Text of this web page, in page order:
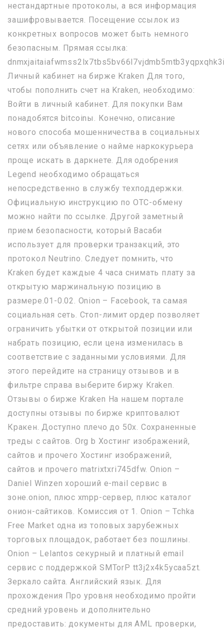
нестандартные протоколы, а вся информация
зашифровывается. Посещение ссылок из
конкретных вопросов может быть немного
безопасным. Прямая ссылка:
Личный кабинет на бирже Kraken Для того,
чтобы пополнить счет на Kraken, необходимо:
Войти в личный кабинет. Для покупки Вам
понадобятся bitcoinы. Конечно, описание
нового способа мошенничества в социальных
сетях или объявление о найме наркокурьера
проще искать в даркнете. Для одобрения
Legend необходимо обращаться
непосредственно в службу техподдержки.
Официальную инструкцию по OTC-обмену
можно найти по ссылке. Другой заметный
прием безопасности, который Васаби
использует для проверки транзакций, это
протокол Neutrino. Следует помнить, что
Kraken будет каждые 4 часа снимать плату за
открытую маржинальную позицию в
размере.01-0.02. Onion – Facebook, та самая
социальная сеть. Стоп-лимит ордер позволяет
ограничить убытки от открытой позиции или
набрать позицию, если цена изменилась в
соответствие с заданными условиями. Для
этого перейдите на страницу отзывов и в
фильтре справа выберите биржу Kraken.
Отзывы о бирже Kraken На нашем портале
доступны отзывы по бирже криптовалют
Кракен. Доступно плечо до 50х. Сохраненные
треды с сайтов. Org b Хостинг изображений,
сайтов и прочего Хостинг изображений,
сайтов и прочего matrixtxri745dfw. Onion –
Daniel Winzen хороший e-mail сервис в
зоне.onion, плюс xmpp-сервер, плюс каталог
онион-сайтиков. Комиссия от 1. Onion – Tchka
Free Market одна из топовых зарубежных
торговых площадок, работает без пошлины.
Onion – Lelantos секурный и платный email
сервис с поддержкой SMTorP tt3j2x4k5ycaa5zt.
Зеркало сайта. Английский язык. Для
прохождения Про уровня необходимо пройти
средний уровень и дополнительно
предоставить: документы для AML проверки,